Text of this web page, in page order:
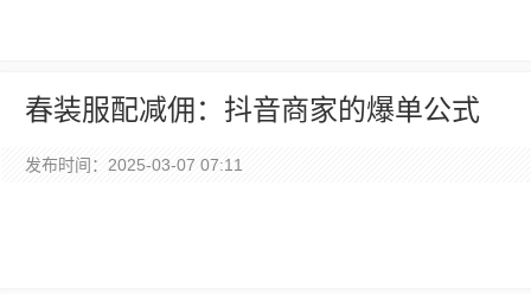
春装服配减佣：抖音商家的爆单公式
发布时间：2025-03-07 07:11